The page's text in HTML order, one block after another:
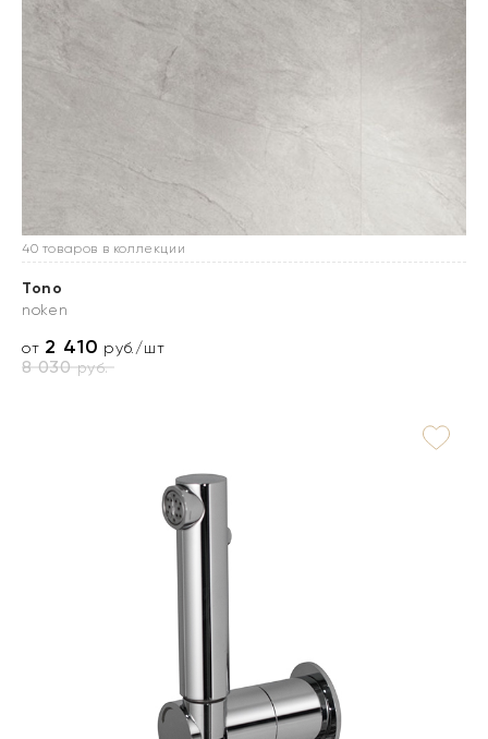
40 товаров в коллекции
Tono
noken
от 2 410 руб./шт
8 030руб.